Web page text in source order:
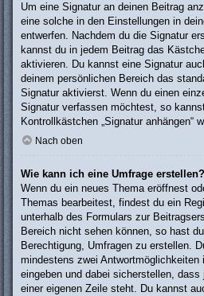
Um eine Signatur an deinen Beitrag
eine solche in den Einstellungen in
entwerfen. Nachdem du die Signatur
kannst du in jedem Beitrag das
aktivieren. Du kannst eine Signatur
deinem persönlichen Bereich das
Signatur aktivierst. Wenn du einen
Signatur verfassen möchtest, so
Kontrollkästchen „Signatur anhängen“
Nach oben
Wie kann ich eine Umfrage erstellen?
Wenn du ein neues Thema eröffnest
Themas bearbeitest, findest du ein
unterhalb des Formulars zur
Bereich nicht sehen können, so hast
Berechtigung, Umfragen zu erstellen.
mindestens zwei Antwortmöglichkeiten
eingeben und dabei sicherstellen,
einer eigenen Zeile steht. Du kannst